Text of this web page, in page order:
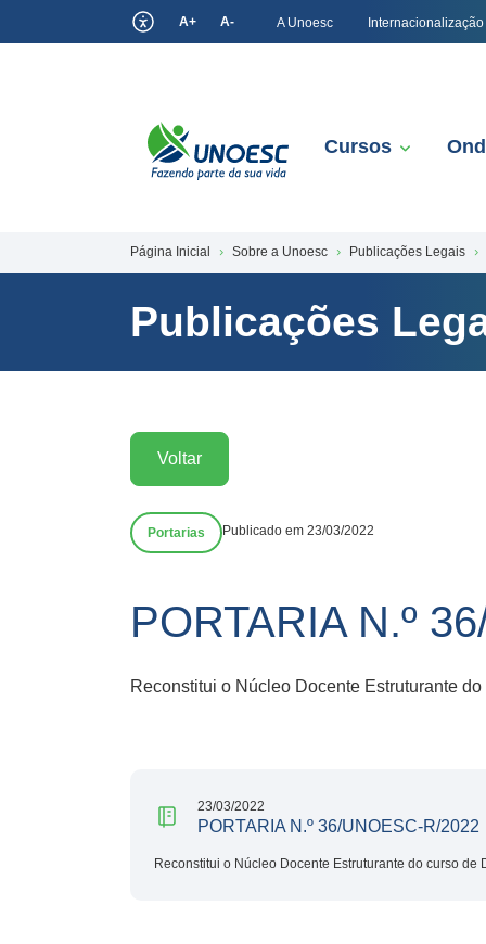
A+ A- A Unoesc Internacionalização
Cursos
Página Inicial Sobre a Unoesc Publicações Legais
Publicações
Voltar
Portarias Publicado em 23/03/2022
PORTARIA N.º
Reconstitui o Núcleo Docente Estruturante
23/03/2022
PORTARIA N.º 36/UNOESC-R/2022
Reconstitui o Núcleo Docente Estruturante do curso de